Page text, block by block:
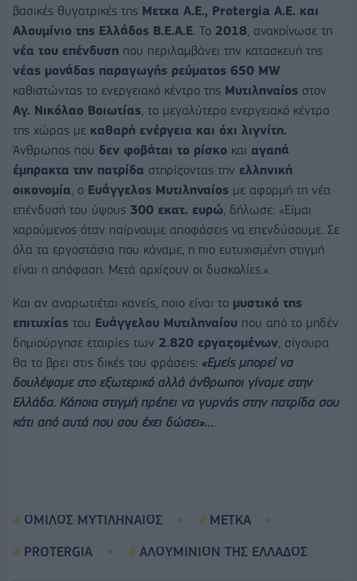
βασικές θυγατρικές της Μετκα Α.Ε., Protergia A.E. και
Αλουμίνιο της Ελλάδος Β.Ε.Α.Ε. Το 2018, ανακοίνωσε τη
νέα του επένδυση που περιλαμβάνει την κατασκευή της
νέας μονάδας παραγωγής ρεύματος 650 MW
καθιστώντας το ενεργειακό κέντρο της Μυτιληναίος στον
Αγ. Νικόλαο Βοιωτίας, το μεγαλύτερο ενεργειακό κέντρο
της χώρας με καθαρή ενέργεια και όχι λιγνίτη.
Άνθρωπος που δεν φοβάται το ρίσκο και αγαπά
έμπρακτα την πατρίδα στηρίζοντας την ελληνική
οικονομία, ο Ευάγγελος Μυτιληναίος με αφορμή τη νέα
επένδυσή του ύψους 300 εκατ. ευρώ, δήλωσε: «Είμαι
χαρούμενος όταν παίρνουμε αποφάσεις να επενδύσουμε. Σε
όλα τα εργοστάσια που κάναμε, η πιο ευτυχισμένη στιγμή
είναι η απόφαση. Μετά αρχίζουν οι δυσκολίες.».
Και αν αναρωτιέται κανείς, ποιο είναι το μυστικό της
επιτυχίας του Ευάγγελου Μυτιληναίου που από το μηδέν
δημιούργησε εταιρίες των 2.820 εργαζομένων, σίγουρα
θα το βρει στις δικές του φράσεις: «Εμείς μπορεί να
δουλέψαμε στο εξωτερικό αλλά άνθρωποι γίναμε στην
Ελλάδα. Κάποια στιγμή πρέπει να γυρνάς στην πατρίδα σου
κάτι από αυτά που σου έχει δώσει»….
ΟΜΙΛΟΣ ΜΥΤΙΛΗΝΑΙΟΣ
ΜΕΤΚΑ
PROTERGIA
ΑΛΟΥΜΙΝΙΟΝ ΤΗΣ ΕΛΛΑΔΟΣ